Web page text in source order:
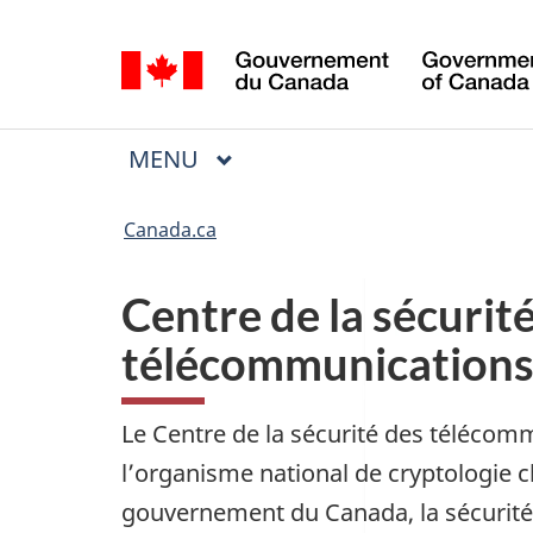
de
langue
Menu
MAIN
MENU
Canada.ca
Centre de la
Le Centre de la sécurité des
l’organisme national de cryptologie
gouvernement du Canada, la